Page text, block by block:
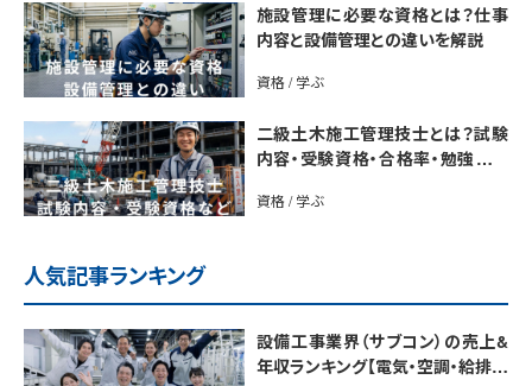
施設管理に必要な資格とは？仕事
内容と設備管理との違いを解説
資格 / 学ぶ
二級土木施工管理技士とは？試験
内容・受験資格・合格率・勉強法を
資格 / 学ぶ
人気記事ランキング
設備工事業界（サブコン）の売上&
年収ランキング【電気・空調・給排水